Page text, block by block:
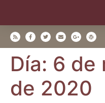
Día: 6 de
de 2020